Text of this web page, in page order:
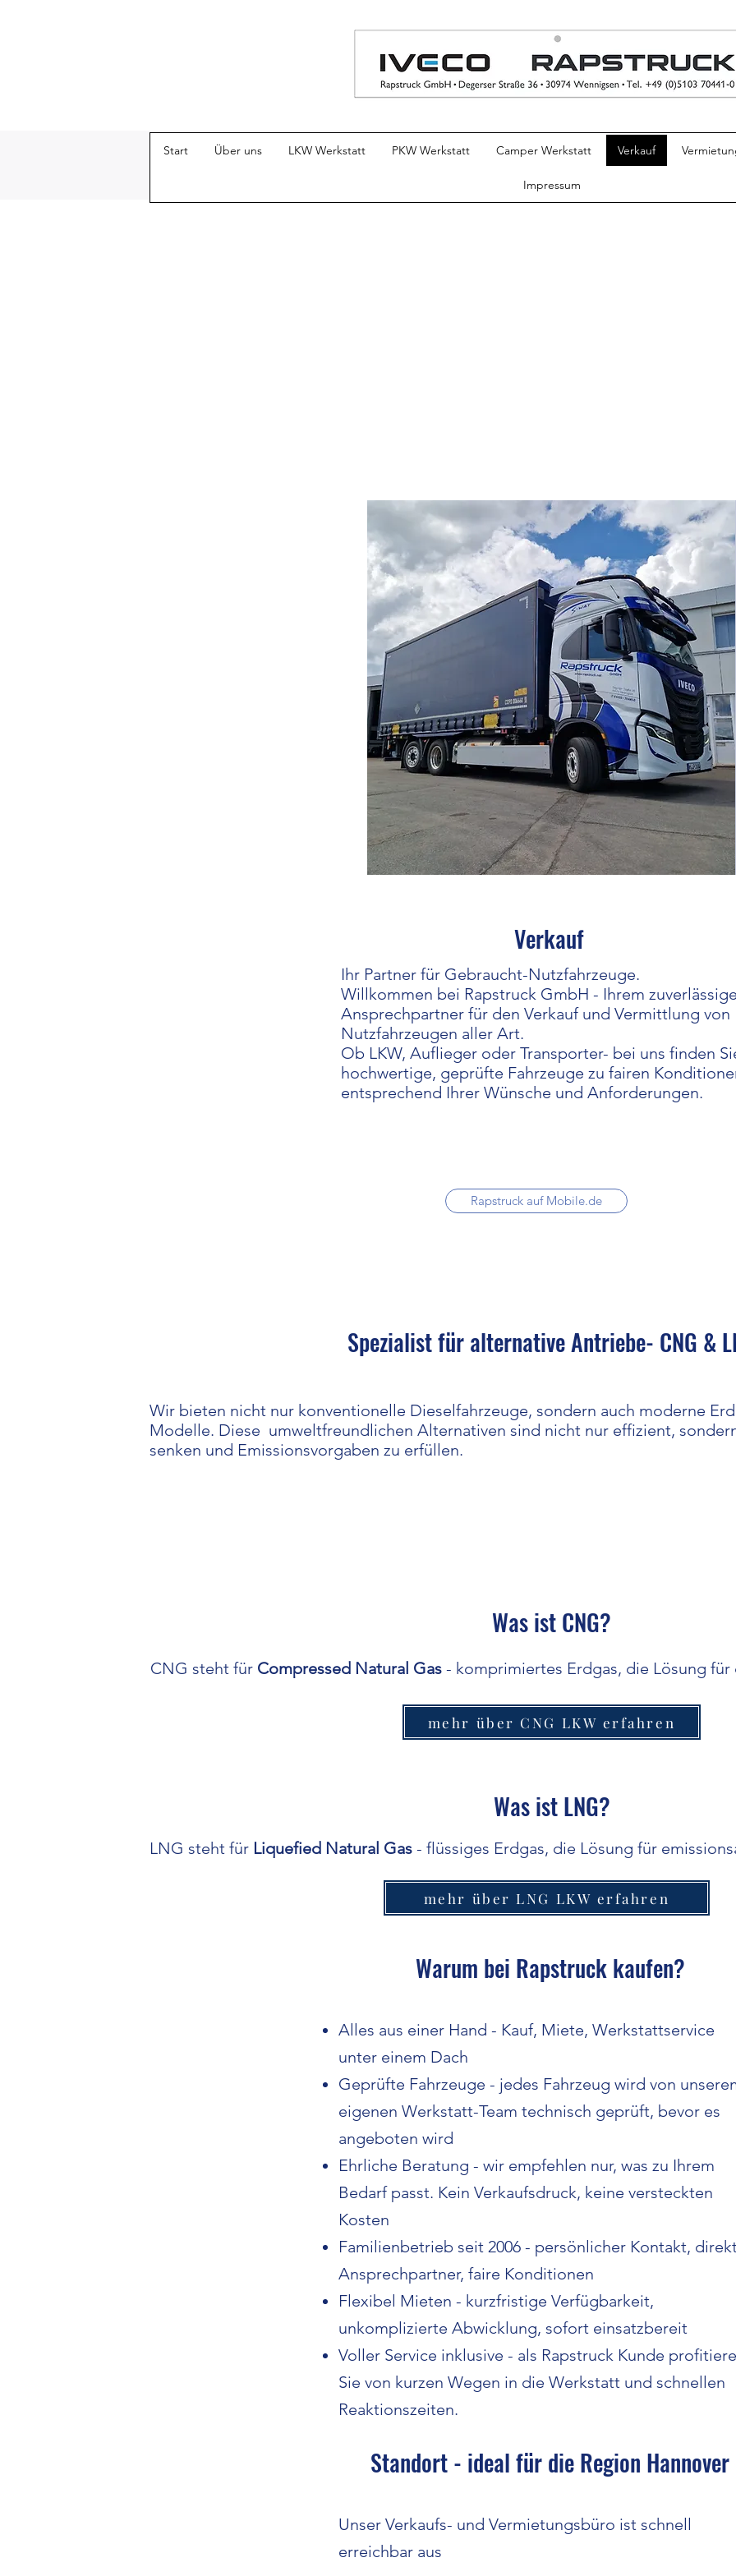
Start Über uns LKW Werkstatt PKW Werkstatt Camper Werkstatt Verkauf
Impressum
Verkauf
​Ihr Partner für Gebraucht-Nutzfahrzeuge.
Willkommen bei Rapstruck GmbH - Ihrem
Ansprechpartner für den Verkauf und Vermittlung von
Nutzfahrzeugen aller Art.
Ob LKW, Auflieger oder Transporter- bei uns finden
hochwertige, geprüfte Fahrzeuge zu fairen
entsprechend Ihrer Wünsche und Anforderungen.
Rapstruck auf Mobile.de
Spezialist für alternative Antriebe- CNG &
Wir bieten nicht nur konventionelle Dieselfahrzeuge, sondern auch moderne
Modelle. Diese umweltfreundlichen Alternativen sind nicht nur effizient,
senken und Emissionsvorgaben zu erfüllen.
Was ist CNG?
CNG steht für Compressed Natural Gas - komprimiertes Erdgas, die Lösung
mehr über CNG LKW erfahren
Was ist LNG?
LNG steht für Liquefied Natural Gas - flüssiges Erdgas, die Lösung für
mehr über LNG LKW erfahren
Warum bei Rapstruck kaufen?
Alles aus einer Hand - Kauf, Miete, Werkstattservice
unter einem Dach
Geprüfte Fahrzeuge - jedes Fahrzeug wird von
eigenen Werkstatt-Team technisch geprüft, bevor es
angeboten wird
Ehrliche Beratung - wir empfehlen nur, was zu Ihrem
Bedarf passt. Kein Verkaufsdruck, keine versteckten
Kosten
Familienbetrieb seit 2006 - persönlicher Kontakt,
Ansprechpartner, faire Konditionen
Flexibel Mieten - kurzfristige Verfügbarkeit,
unkomplizierte Abwicklung, sofort einsatzbereit
Voller Service inklusive - als Rapstruck Kunde
Sie von kurzen Wegen in die Werkstatt und schnellen
Reaktionszeiten.
Standort - ideal für die Region Hannover
Unser Verkaufs- und Vermietungsbüro ist schnell
erreichbar aus